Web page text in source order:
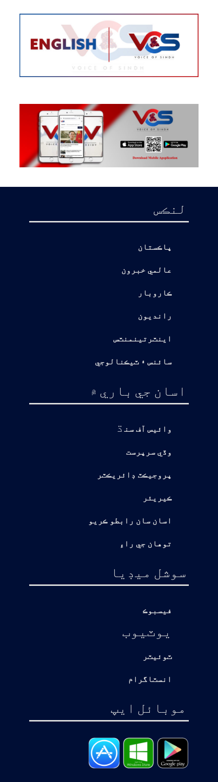
لنڪس
پاڪستان
عالمي خبرون
ڪاروبار
رانديون
اينٽرتينمنٽس
سائنس ۽ ٽيڪنالوجي
اسان جي باري ۾
وائيس آف سن ڌ
وڏي سرپرست
پروجيڪٽ ڊائريڪٽر
ڪيريئر
اسان سان رابطو ڪريو
توهان جي راءِ
سوشل ميڊيا
فيسبوڪ
يوٽيوب
ٽوئيٽر
انسٽاگرام
موبائل ايپ